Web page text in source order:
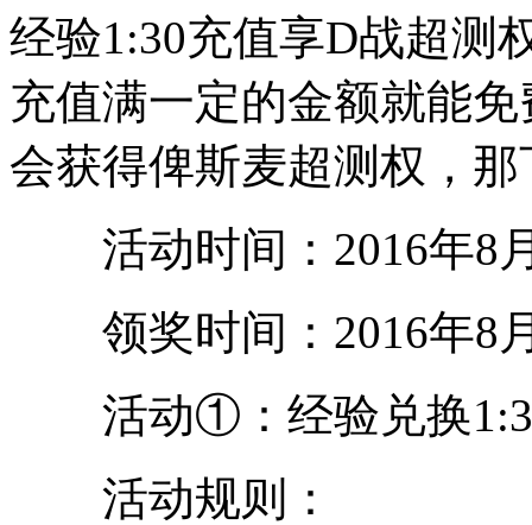
经验1:30充值享D战超测
充值满一定的金额就能
会获得俾斯麦超测权，
活动时间：2016年8月
领奖时间：2016年8月
活动①：经验兑换
活动规则：